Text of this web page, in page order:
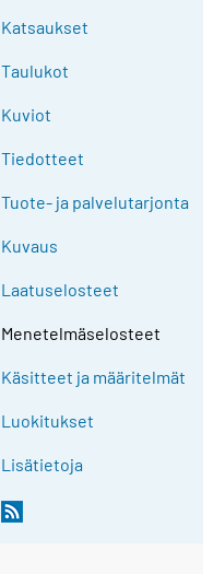
Katsaukset
Taulukot
Kuviot
Tiedotteet
Tuote- ja palvelutarjonta
Kuvaus
Laatuselosteet
Menetelmäselosteet
Käsitteet ja määritelmät
Luokitukset
Lisätietoja